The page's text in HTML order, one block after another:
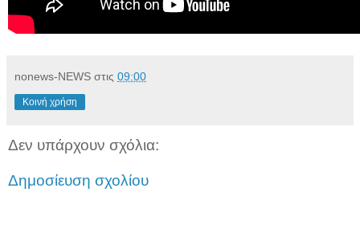
nonews-NEWS στις 09:00
Κοινή χρήση
Δεν υπάρχουν σχόλια:
Δημοσίευση σχολίου